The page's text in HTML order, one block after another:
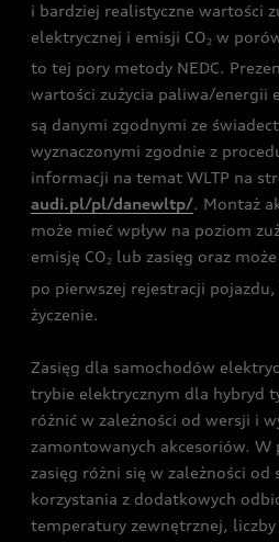
i bardziej realistyczne wartości
elektrycznej i emisji CO2 w
to tej pory metody NEDC.
wartości zużycia paliwa/energii
są danymi zgodnymi ze
wyznaczonymi zgodnie z
informacji na temat WLTP na
audi.pl/pl/danewltp/. Montaż
może mieć wpływ na poziom
emisję CO2 lub zasięg oraz
po pierwszej rejestracji pojazdu,
życzenie.
Zasięg dla samochodów
trybie elektrycznym dla hybryd
różnić w zależności od wersji i
zamontowanych akcesoriów. W
zasięg różni się w zależności od
korzystania z dodatkowych
temperatury zewnętrznej, liczby